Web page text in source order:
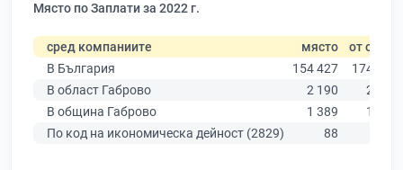
Място по Заплати за 2022 г.
сред компаниите място
от общо
В България
154 427
174 403
В област Габрово
2 190
2 514
В община Габрово
1 389
1 572
По код на икономическа дейност (2829)
88